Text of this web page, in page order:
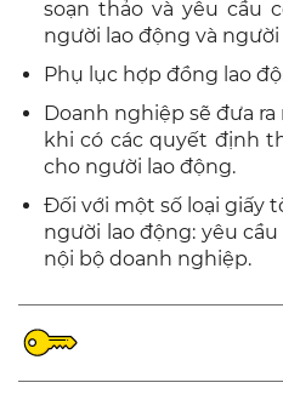
soạn thảo và yêu cầu
người lao động và
Phụ lục hợp đồng lao
Doanh nghiệp sẽ đưa
khi có các quyết định
cho người lao động.
Đối với một số loại giấy
người lao động: yêu
nội bộ doanh nghiệp.